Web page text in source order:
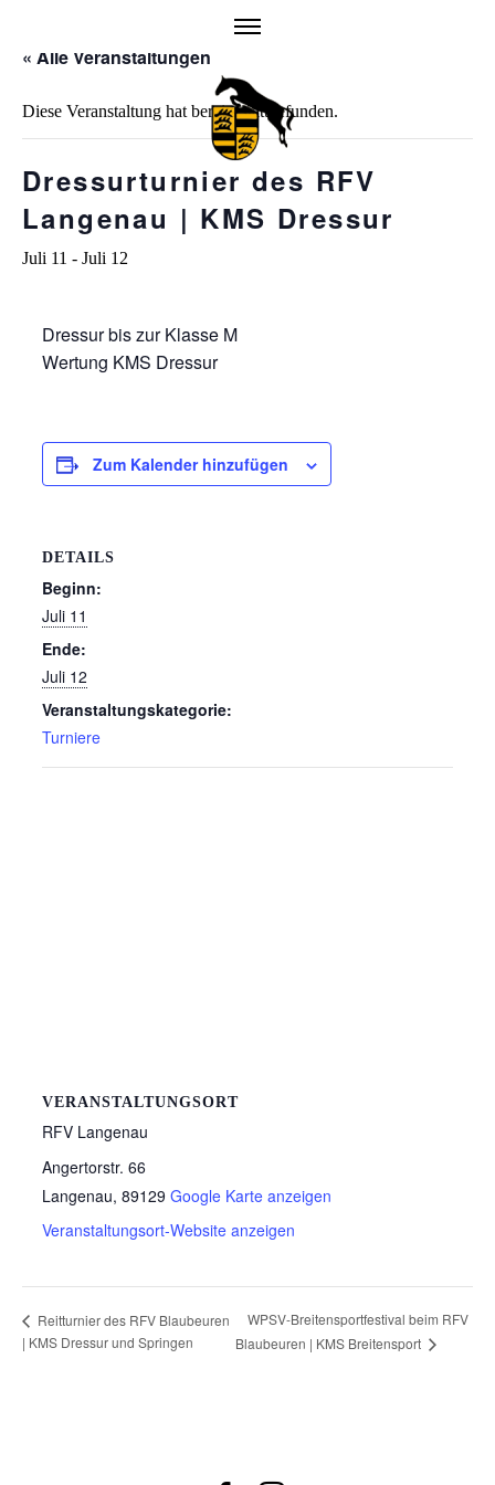
content« Alle Veranstaltungen
Diese Veranstaltung hat bereits stattgefunden.
Dressurturnier des RFV
Langenau | KMS Dressur
Juli 11 - Juli 12
Dressur bis zur Klasse M
Wertung KMS Dressur
Zum Kalender hinzufügen
DETAILS
Beginn:
Juli 11
Ende:
Juli 12
Veranstaltungskategorie:
Turniere
VERANSTALTUNGSORT
RFV Langenau
Angertorstr. 66
Langenau, 89129 Google Karte anzeigen
Veranstaltungsort-Website anzeigen
Reitturnier des RFV Blaubeuren
| KMS Dressur und Springen
WPSV-Breitensportfestival beim RFV
Blaubeuren | KMS Breitensport